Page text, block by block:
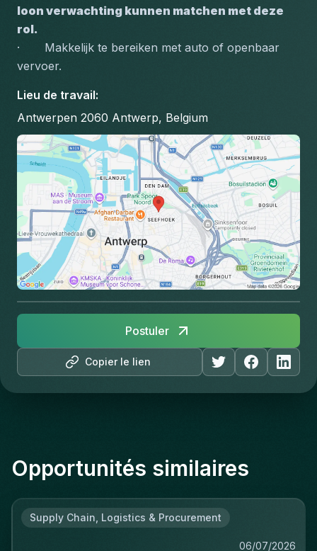
loon verwachting kunnen matchen met deze
rol.
·       Makkelijk te bereiken met auto of openbaar
vervoer.
Lieu de travail:
Antwerpen 2060 Antwerp, Belgium
Copier le lien
Postuler
Opportunités similaires
Supply Chain, Logistics & Procurement
06/07/2026